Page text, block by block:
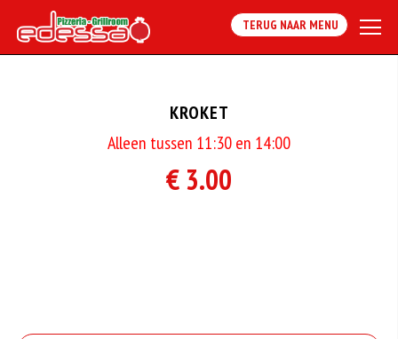
TERUG NAAR MENU
KROKET
Alleen tussen 11:30 en 14:00
€ 3.00